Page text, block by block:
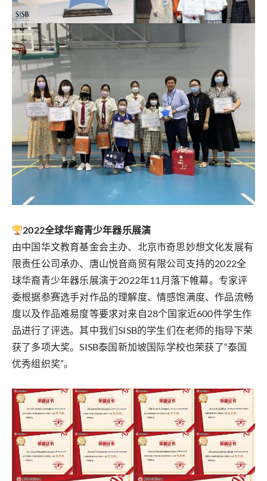
2022全球华裔青少年器乐展演
由中国华文教育基金会主办、北京市奇思妙想文化发展有
限责任公司承办、唐山悦音商贸有限公司支持的2022全
球华裔青少年器乐展演于2022年11月落下帷幕。专家评
委根据参赛选手对作品的理解度、情感饱满度、作品流畅
度以及作品难易度等要求对来自28个国家近600件学生作
品进行了评选。其中我们SISB的学生们在老师的指导下荣
获了多项大奖。SISB泰国新加坡国际学校也荣获了“泰国
优秀组织奖”。